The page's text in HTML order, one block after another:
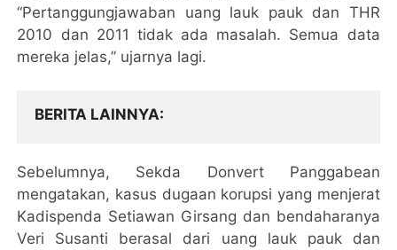
“Pertanggungjawaban uang lauk pauk dan THR
2010 dan 2011 tidak ada masalah. Semua data
mereka jelas,” ujarnya lagi.
BERITA LAINNYA
Sebelumnya, Sekda Donvert Panggabean
mengatakan, kasus dugaan korupsi yang menjerat
Kadispenda Setiawan Girsang dan bendaharanya
Veri Susanti berasal dari uang lauk pauk dan